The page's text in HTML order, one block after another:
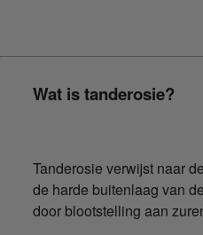
Wat is tanderosie?
Tanderosie verwijst naar
de harde buitenlaag van
door blootstelling aan